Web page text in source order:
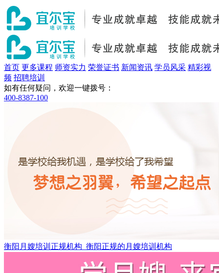
首页 更多课程 师资实力 荣誉证书 新闻资讯 学员风采 精彩视
频 招聘培训
如有任何疑问，欢迎一键拨号：
400-8387-100
衡阳月嫂培训正规机构_衡阳正规的月嫂培训机构